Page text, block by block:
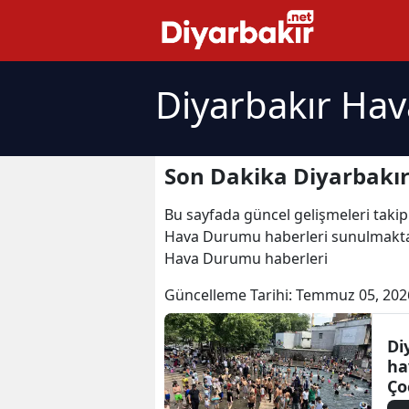
Diyarbakır
Son Dakika
Bu sayfada güncel gelişmeleri
Hava Durumu haberleri
Hava Durumu haberleri
Güncelleme Tarihi: Temmuz 05,